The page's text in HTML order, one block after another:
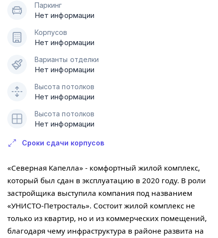
Паркинг
Нет информации
Корпусов
Нет информации
Варианты отделки
Нет информации
Высота потолков
Нет информации
Высота потолков
Нет информации
Сроки сдачи корпусов
«Северная Капелла» - комфортный жилой комплекс,
который был сдан в эксплуатацию в 2020 году. В роли
застройщика выступила компания под названием
«УНИСТО-Петросталь». Состоит жилой комплекс не
только из квартир, но и из коммерческих помещений,
благодаря чему инфраструктура в районе развита на